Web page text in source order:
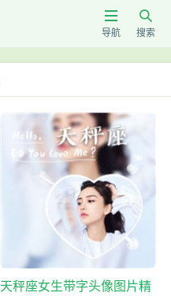

搜索

导航
天秤座女生带字头像图片精